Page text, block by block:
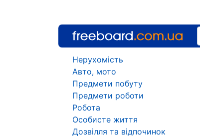
Нерухомість
Авто, мото
Предмети побуту
Предмети роботи
Робота
Особисте життя
Дозвілля та відпочинок